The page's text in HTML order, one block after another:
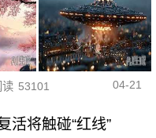
读 53101 04-21
活将触碰“红线”